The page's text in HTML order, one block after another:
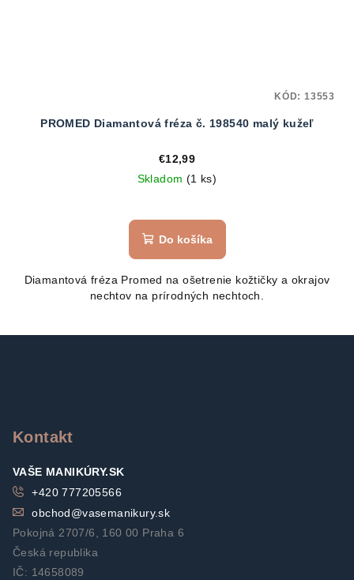
PROMED Diamantová fréza č. 198540 malý kužeľ
€12,99
Skladom (1 ks)
Do košíka
Diamantová fréza Promed na ošetrenie kožtičky a okrajov
nechtov na prírodných nechtoch.
KÓD: 13553
Kontakt
VAŠE MANIKÚRY.SK
+420 777205566
obchod@vasemanikury.sk
Pokojná 2707/6, 160 00 Praha 6
Česká republika
IČ: 14658089